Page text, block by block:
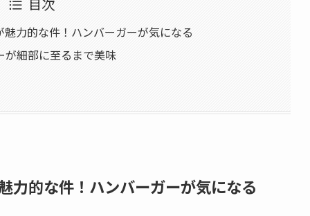
目次
力的な件！ハンバーガーが気になる
が細部に至るまで美味
力的な件！ハンバーガーが気になる